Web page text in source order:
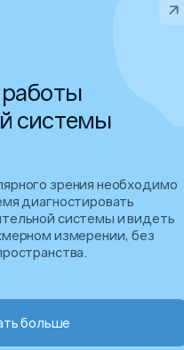
системы
зрения необходимо
диагностировать
системы и видеть
измерении, без
больше